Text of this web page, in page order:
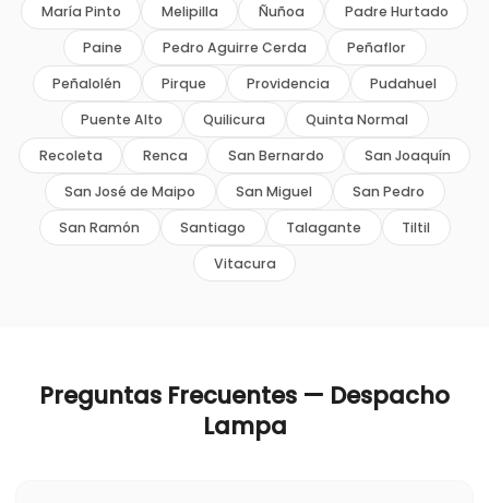
María Pinto Melipilla Ñuñoa
Padre Hurtado
Paine
Pedro Aguirre Cerda
Peñaflor
Peñalolén
Pirque Providencia
Pudahuel
Puente Alto
Quilicura
Quinta Normal
Recoleta
Renca San Bernardo
San Joaquín
San José de Maipo
San Miguel
San Pedro
San Ramón
Santiago Talagante
Tiltil
Vitacura
Preguntas Frecuentes — Despacho
Lampa